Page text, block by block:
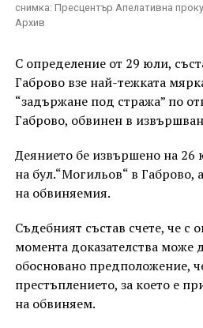
снимка: Пресцентър Апелативна
Архив
С определение от 29 юли,
Габрово взе най-тежката
“задържане под стража” по
Габрово, обвинен в
Деянието бе извършено на 26
на бул.“Могильов“ в Габрово,
на обвиняемия.
Съдебният състав счете, че с
момента доказателства може
обосновано предположение,
престъплението, за което е
на обвиняем.